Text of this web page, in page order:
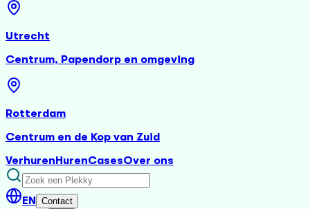
Utrecht
Centrum, Papendorp en omgeving
Rotterdam
Centrum en de Kop van Zuid
VerhurenHurenCasesOver ons
EN Contact